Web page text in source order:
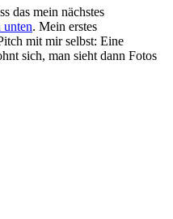
das mein nächstes
. Mein erstes
mit mir selbst: Eine
sich, man sieht dann Fotos